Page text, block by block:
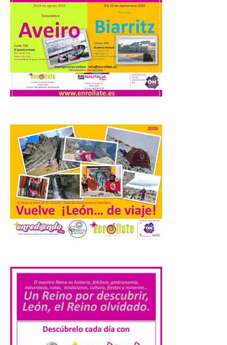
7 Ago 2026
Un Bien de Interés
Cultural abandonado
desde 1949. Los
procuradores leonesistas
plantean que la Junta
contacte cuanto antes con los
propietarios para exigirles medidas
La Universidad de León
distribuye folletos con la
programación del evento
del eclipse solar que
organiza con la ESA y el
Ayuntamiento
7 Ago 2026
recogerse gratuitamente
Información Turística de
León e incluyen, además
del programa del evento, una guía
práctica con recomendaciones
elaboradas por especialistas para
observar el eclipse con seguridad León, 7